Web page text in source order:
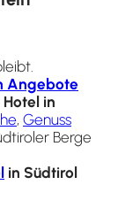
Angebote
in
, Genuss
Berge
in Südtirol